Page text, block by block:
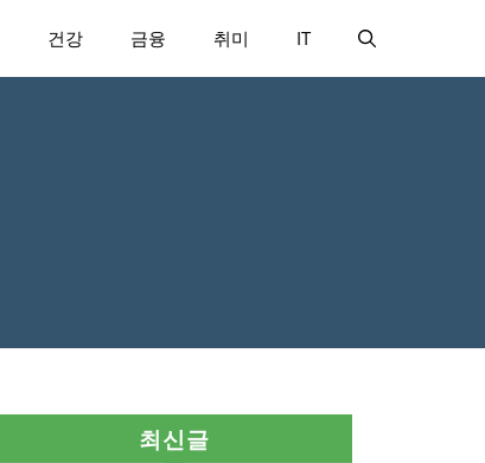
건강 금융 취미 IT
최신글